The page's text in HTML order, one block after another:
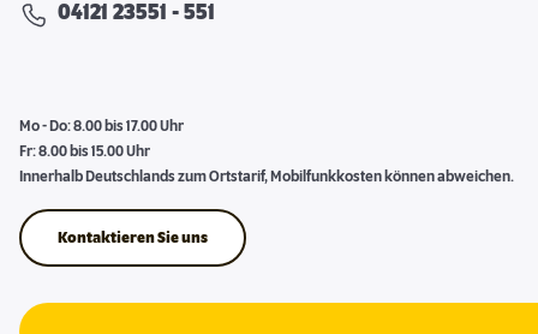
04121 23551 - 551
Mo - Do: 8.00 bis 17.00 Uhr
Fr: 8.00 bis 15.00 Uhr
Innerhalb Deutschlands zum Ortstarif, Mobilfunkkosten können abweichen.
Kontaktieren Sie uns